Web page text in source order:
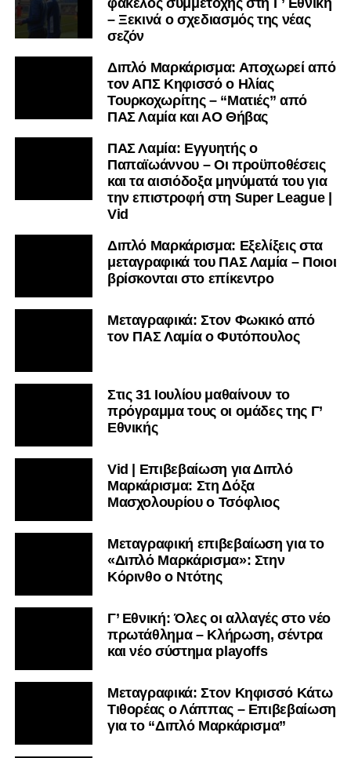
– Ξεκινά ο σχεδιασμός της νέας
σεζόν
Διπλό Μαρκάρισμα: Αποχωρεί από
τον ΑΠΣ Κηφισσό ο Ηλίας
Τουρκοχωρίτης – “Ματιές” από
ΠΑΣ Λαμία και ΑΟ Θήβας
ΠΑΣ Λαμία: Εγγυητής ο
Παπαϊωάννου – Οι προϋποθέσεις
και τα αισιόδοξα μηνύματά του για
την επιστροφή στη Super League |
Vid
Διπλό Μαρκάρισμα: Εξελίξεις στα
μεταγραφικά του ΠΑΣ Λαμία – Ποιοι
βρίσκονται στο επίκεντρο
Μεταγραφικά: Στον Φωκικό από
τον ΠΑΣ Λαμία ο Φυτόπουλος
Στις 31 Ιουλίου μαθαίνουν το
πρόγραμμα τους οι ομάδες της Γ’
Εθνικής
Vid | Επιβεβαίωση για Διπλό
Μαρκάρισμα: Στη Δόξα
Μασχολουρίου ο Τσόφλιος
Μεταγραφική επιβεβαίωση για το
«Διπλό Μαρκάρισμα»: Στην
Κόρινθο ο Ντότης
Γ’ Εθνική: Όλες οι αλλαγές στο νέο
πρωτάθλημα – Κλήρωση, σέντρα
και νέο σύστημα playoffs
Μεταγραφικά: Στον Κηφισσό Κάτω
Τιθορέας ο Λάππας – Επιβεβαίωση
για το “Διπλό Μαρκάρισμα”